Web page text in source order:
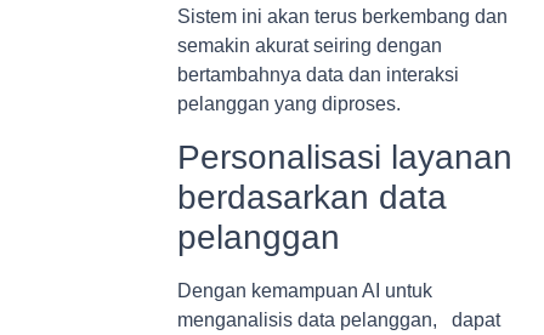
Sistem ini akan terus berkembang dan
semakin akurat seiring dengan
bertambahnya data dan interaksi
pelanggan yang diproses.
Personalisasi layanan
berdasarkan data
pelanggan
Dengan kemampuan AI untuk
menganalisis data pelanggan, dapat